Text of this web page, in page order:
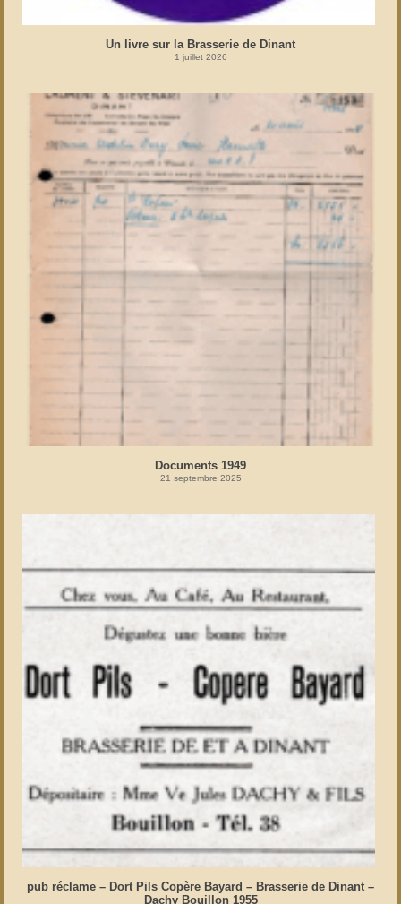
Un livre sur la Brasserie de Dinant
1 juillet 2026
Documents 1949
21 septembre 2025
pub réclame – Dort Pils Copère Bayard – Brasserie de Dinant –
Dachy Bouillon 1955